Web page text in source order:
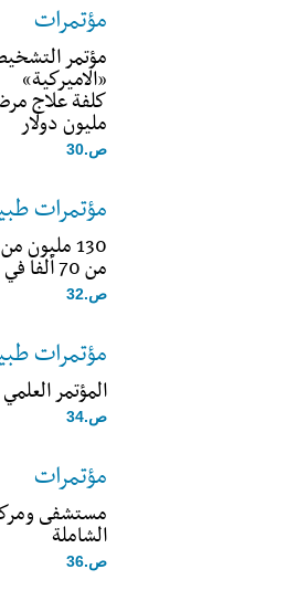
مؤتمرات
مؤتمر
«الاميركية»
مليون دولار
ص.30
مؤتمرات
130
من 70 ألفا في لبنان
ص.32
مؤتمرات
المؤتمر
ص.34
مؤتمرات
مستشفى
الشاملة
ص.36